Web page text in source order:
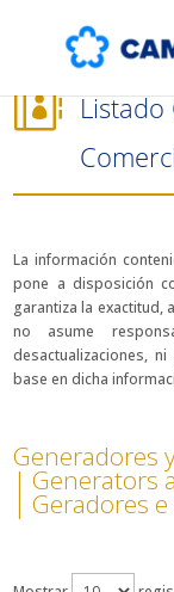
 Listado
La información
pone a disposición
garantiza la exactitud,
no asume
desactualizaciones,
base en dicha
Generadores
| Generators
| Geradores